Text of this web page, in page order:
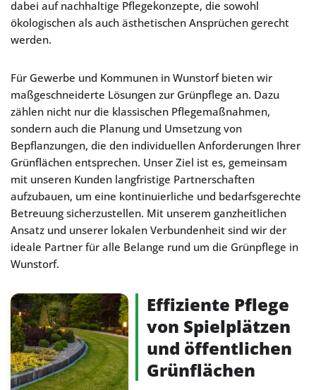
dabei auf nachhaltige Pflegekonzepte, die sowohl
ökologischen als auch ästhetischen Ansprüchen gerecht
werden.
Für Gewerbe und Kommunen in Wunstorf bieten wir
maßgeschneiderte Lösungen zur Grünpflege an. Dazu
zählen nicht nur die klassischen Pflegemaßnahmen,
sondern auch die Planung und Umsetzung von
Bepflanzungen, die den individuellen Anforderungen Ihrer
Grünflächen entsprechen. Unser Ziel ist es, gemeinsam
mit unseren Kunden langfristige Partnerschaften
aufzubauen, um eine kontinuierliche und bedarfsgerechte
Betreuung sicherzustellen. Mit unserem ganzheitlichen
Ansatz und unserer lokalen Verbundenheit sind wir der
ideale Partner für alle Belange rund um die Grünpflege in
Wunstorf.
Effiziente Pflege
von Spielplätzen
und öffentlichen
Grünflächen